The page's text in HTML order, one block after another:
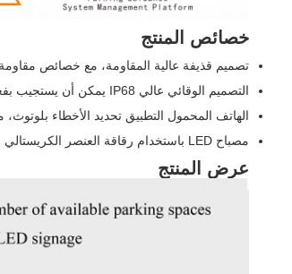
خصائص المنتج
تصميم قذيفة عالية المقاومة، مع خصائص
التصميم الوقائي عالي IP68 يمكن أن يستجيب بفعالية لمختلف البيئات القاسية من مساحة وقوف السيارات في الهواء الطلق.
الهاتف المحمول التطبيق تحديد الأخطاء
مصباح LED باستخدام رقاقة العنصر الكريستالي من تايوان، إصدار ضوء نشط، سطوع عال، تأثير تحذير جيد.
عرض المنتج